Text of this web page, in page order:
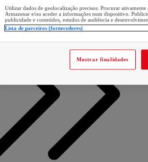
Utilizar dados de geolocalização precisos. Procurar
Armazenar e/ou aceder a informações num dispositivo.
publicidade e conteúdos, estudos de audiência e
Lista de parceiros (fornecedores)
Mostrar finalidades